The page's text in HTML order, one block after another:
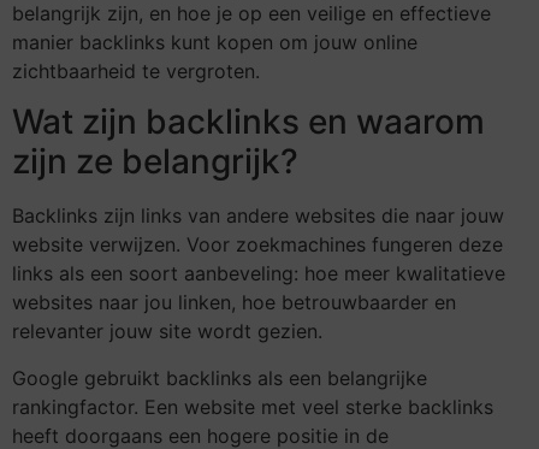
belangrijk zijn, en hoe je op een veilige en effectieve
manier backlinks kunt kopen om jouw online
zichtbaarheid te vergroten.
Wat zijn backlinks en waarom
zijn ze belangrijk?
Backlinks zijn links van andere websites die naar jouw
website verwijzen. Voor zoekmachines fungeren deze
links als een soort aanbeveling: hoe meer kwalitatieve
websites naar jou linken, hoe betrouwbaarder en
relevanter jouw site wordt gezien.
Google gebruikt backlinks als een belangrijke
rankingfactor. Een website met veel sterke backlinks
heeft doorgaans een hogere positie in de